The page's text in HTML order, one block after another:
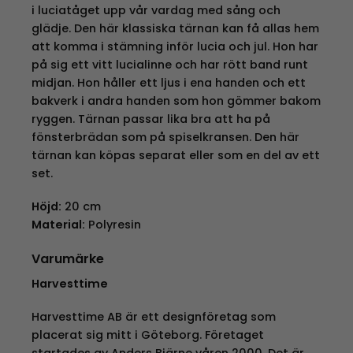
i luciatåget upp vår vardag med sång och
glädje. Den här klassiska tärnan kan få allas hem
att komma i stämning inför lucia och jul. Hon har
på sig ett vitt lucialinne och har rött band runt
midjan. Hon håller ett ljus i ena handen och ett
bakverk i andra handen som hon gömmer bakom
ryggen. Tärnan passar lika bra att ha på
fönsterbrädan som på spiselkransen. Den här
tärnan kan köpas separat eller som en del av ett
set.
Höjd: 20 cm
Material: Polyresin
Varumärke
Harvesttime
Harvesttime AB är ett designföretag som
placerat sig mitt i Göteborg. Företaget